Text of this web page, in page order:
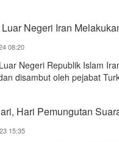
Negeri Iran
08:20
Negeri Republik Islam
disambut oleh pejabat
Hari Pemungutan
15:35